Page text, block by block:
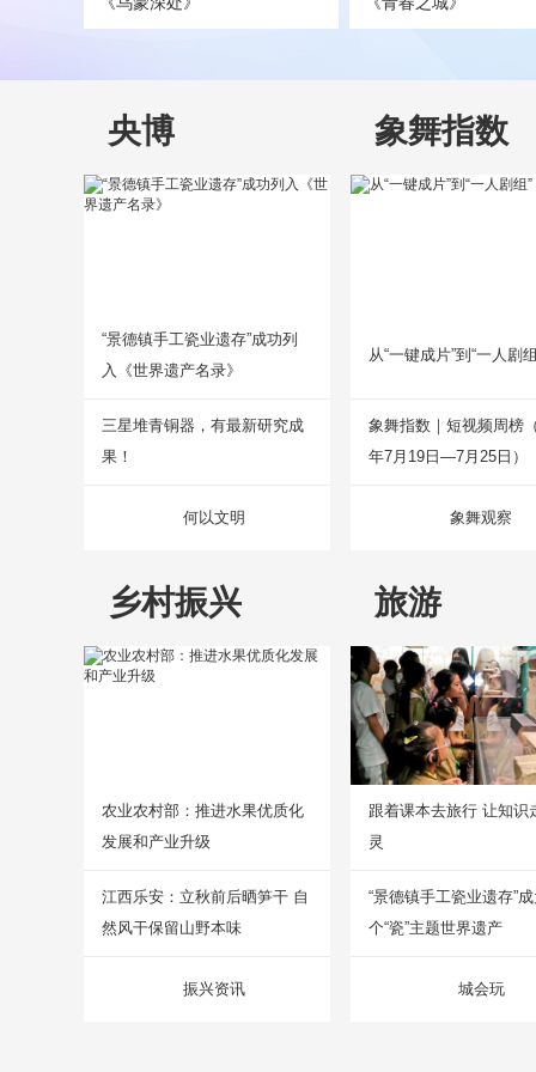
央博
“景德镇手工瓷业遗存”成功列
入《世界遗产名录》
三星堆青铜器，有最新研究成
果！
何以文明
象舞指数
从“一键成片”到“一人剧
象舞指数｜短视频周榜
年7月19日—7月25日）
象舞观察
乡村振兴
农业农村部：推进水果优质化
发展和产业升级
江西乐安：立秋前后晒笋干 自
然风干保留山野本味
振兴资讯
旅游
跟着课本去旅行 让知识
灵
“景德镇手工瓷业遗存”
个“瓷”主题世界遗产
城会玩